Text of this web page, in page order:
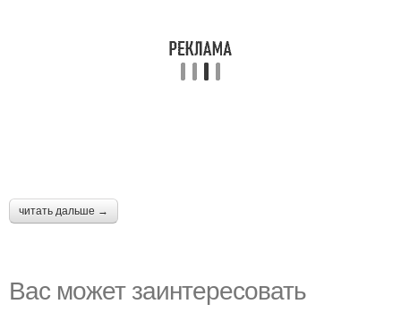
читать дальше →
Вас может заинтересовать